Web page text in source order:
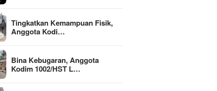
Tingkatkan Kemampuan Fisik,
Anggota Kodi…
Bina Kebugaran, Anggota
Kodim 1002/HST L…